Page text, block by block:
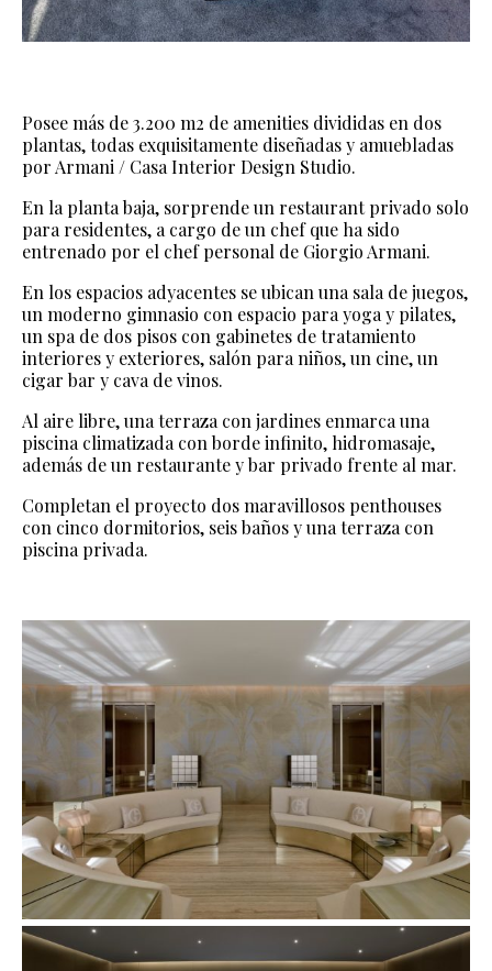
Posee más de 3.200 m2 de amenities divididas en dos
plantas, todas exquisitamente diseñadas y amuebladas
por Armani / Casa Interior Design Studio.
En la planta baja, sorprende un restaurant privado solo
para residentes, a cargo de un chef que ha sido
entrenado por el chef personal de Giorgio Armani.
En los espacios adyacentes se ubican una sala de juegos,
un moderno gimnasio con espacio para yoga y pilates,
un spa de dos pisos con gabinetes de tratamiento
interiores y exteriores, salón para niños, un cine, un
cigar bar y cava de vinos.
Al aire libre, una terraza con jardines enmarca una
piscina climatizada con borde infinito, hidromasaje,
además de un restaurante y bar privado frente al mar.
Completan el proyecto dos maravillosos penthouses
con cinco dormitorios, seis baños y una terraza con
piscina privada.